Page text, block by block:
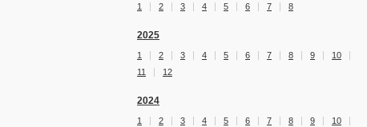
1 2 3 4 5 6 7 8
2025
1 2 3 4 5 6 7 8 9
10
11
12
2024
1 2 3 4 5 6 7 8 9
10